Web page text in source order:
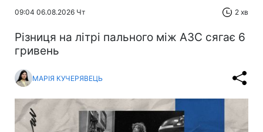
09:04 06.08.2026 Чт 2 хв
Різниця на літрі пального між АЗС сягає 6
гривень
МАРІЯ КУЧЕРЯВЕЦЬ